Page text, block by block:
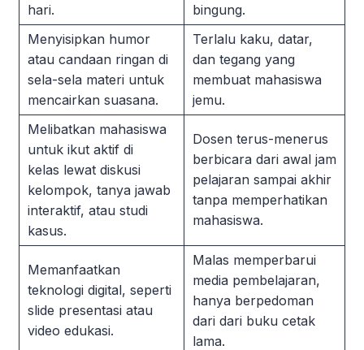
hari.
bingung.
Menyisipkan humor
atau candaan ringan di
sela-sela materi untuk
mencairkan suasana.
Terlalu kaku, datar,
dan tegang yang
membuat mahasiswa
jemu.
Melibatkan mahasiswa
untuk ikut aktif di
kelas lewat diskusi
kelompok, tanya jawab
interaktif, atau studi
kasus.
Dosen terus-menerus
berbicara dari awal jam
pelajaran sampai akhir
tanpa memperhatikan
mahasiswa.
Memanfaatkan
teknologi digital, seperti
slide presentasi atau
video edukasi.
Malas memperbarui
media pembelajaran,
hanya berpedoman
dari dari buku cetak
lama.